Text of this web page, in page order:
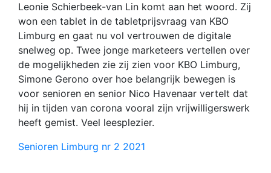
Leonie Schierbeek-van Lin komt aan het woord. Zij
won een tablet in de tabletprijsvraag van KBO
Limburg en gaat nu vol vertrouwen de digitale
snelweg op. Twee jonge marketeers vertellen over
de mogelijkheden zie zij zien voor KBO Limburg,
Simone Gerono over hoe belangrijk bewegen is
voor senioren en senior Nico Havenaar vertelt dat
hij in tijden van corona vooral zijn vrijwilligerswerk
heeft gemist. Veel leesplezier.
Senioren Limburg nr 2 2021